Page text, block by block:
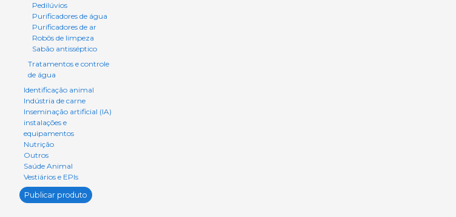
Pedilúvios
Purificadores de água
Purificadores de ar
Robôs de limpeza
Sabão antisséptico
Tratamentos e controle
de água
Identificação animal
Indústria de carne
Inseminação artificial (IA)
instalações e
equipamentos
Nutrição
Outros
Saúde Animal
Vestiários e EPIs
Publicar produto